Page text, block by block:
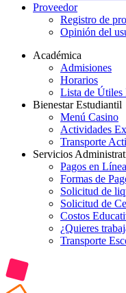
Proveedor
Registro de
Opinión del
Académica
Admisiones
Horarios
Lista de Útiles
Bienestar Estudiantil
Menú Casino
Actividades
Transporte
Servicios
Pagos en Línea
Formas de
Solicitud de
Solicitud de
Costos
¿Quieres
Transporte